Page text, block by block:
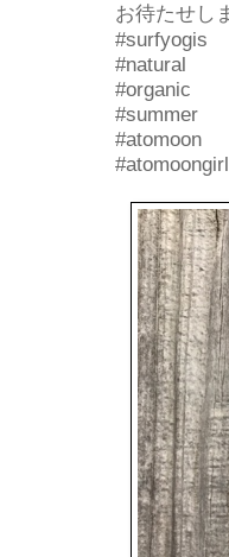
お待たせし
#surfyogis
#natural
#organic
#summer
#atomoon
#atomoongirl